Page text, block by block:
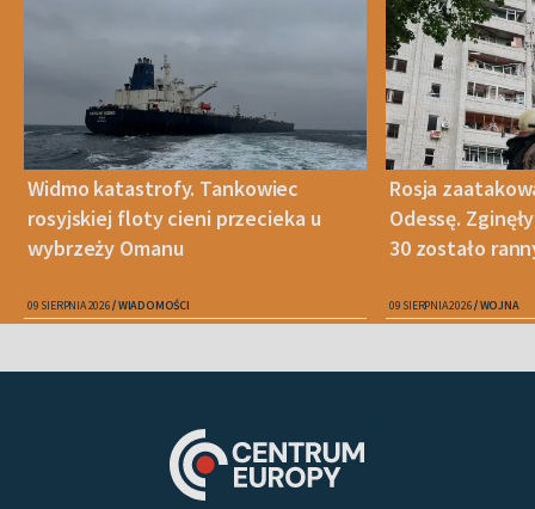
Widmo katastrofy. Tankowiec
rosyjskiej floty cieni przecieka u
wybrzeży Omanu
09 SIERPNIA 2026 WIADOMOŚCI
Rosja
Odessę.
30 zostało
09 SIERPNIA 2026 WOJNA